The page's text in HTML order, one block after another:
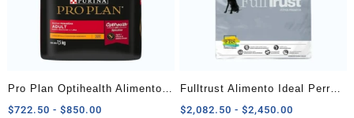
Pro Plan Optihealth Alimento
Seco para Perros Adultos de
$722.50 - $850.00
Fulltrust Alimento Ideal Perros
Adultos Razas Medianas y
$2,082.50 - $2,450.00